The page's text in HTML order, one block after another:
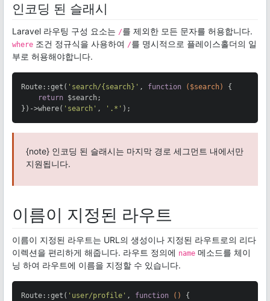
인코딩 된 슬래시
Laravel 라우팅 구성 요소는 /를 제외한 모든 문자를 허용합니다.
where 조건 정규식을 사용하여 /를 명시적으로 플레이스홀더의 일
부로 허용해야합니다.
Route::get( 'search/{search}' , function ($search)
{
return $search;
})->where( 'search' , '.*' );
{note} 인코딩 된 슬래시는 마지막 경로 세그먼트 내에서만
지원됩니다.
이름이 지정된 라우트
이름이 지정된 라우트는 URL의 생성이나 지정된 라우트로의 리다
이렉션을 편리하게 해줍니다. 라우트 정의에 name 메소드를 체이
닝 하여 라우트에 이름을 지정할 수 있습니다.
Route::get( 'user/profile' , function ()
{